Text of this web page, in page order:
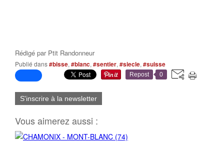
Rédigé par Ptit Randonneur
Publié dans#bisse, #blanc, #sentier, #siecle, #suisse
Repost 0
S'inscrire à la newsletter
Vous aimerez aussi :